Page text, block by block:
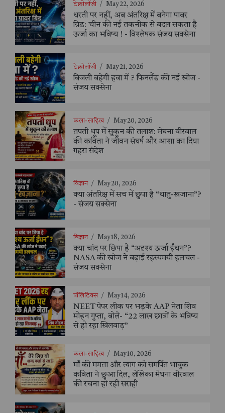
टेक्नोलॉजी / May 22, 2026
धरती पर नहीं, अब अंतरिक्ष में बनेगा पावर
ग्रिड: चीन की नई तकनीक से बदल सकता है
ऊर्जा का भविष्य ! - विश्लेषक संजय सक्सेना
टेक्नोलॉजी / May 21, 2026
बिजली बहेगी हवा में ? फिनलैंड की नई खोज -
संजय सक्सेना
कला-साहित्य / May 20, 2026
तपती धूप में सुकून की तलाश: मेघना वीरवाल
की कविता ने जीवन संघर्ष और आशा का दिया
गहरा संदेश
विज्ञान / May 20, 2026
क्या अंतरिक्ष में सच में छुपा है “धातु-खजाना”?
- संजय सक्सेना
विज्ञान / May 18, 2026
क्या चांद पर छिपा है “अदृश्य ऊर्जा ईंधन”?
NASA की खोज ने बढ़ाई रहस्यमयी हलचल -
संजय सक्सेना
पॉलिटिक्स / May 14, 2026
NEET पेपर लीक पर भड़के AAP नेता शिव
मोहन गुप्ता, बोले- “22 लाख छात्रों के भविष्य
से हो रहा खिलवाड़”
कला-साहित्य / May 10, 2026
माँ की ममता और त्याग को समर्पित भावुक
कविता ने छुआ दिल, लेखिका मेघना वीरवाल
की रचना हो रही सराही